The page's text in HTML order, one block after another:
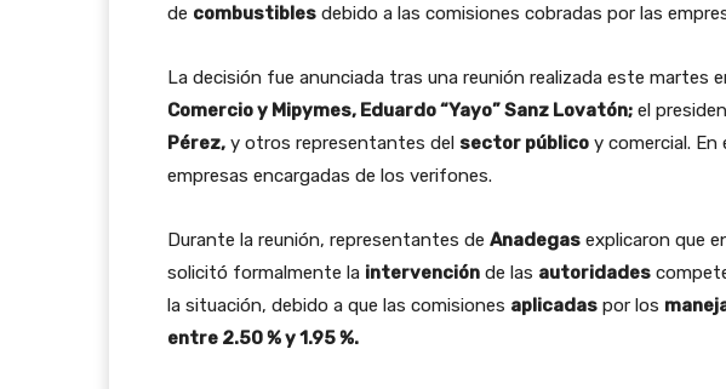
de combustibles debido a las comisiones cobradas por las
La decisión fue anunciada tras una reunión realizada este martes
Comercio y Mipymes, Eduardo “Yayo” Sanz Lovatón; el
Pérez, y otros representantes del sector público y comercial.
empresas encargadas de los verifones.
Durante la reunión, representantes de Anadegas explicaron que
solicitó formalmente la intervención de las autoridades
la situación, debido a que las comisiones aplicadas por los
entre 2.50 % y 1.95 %.